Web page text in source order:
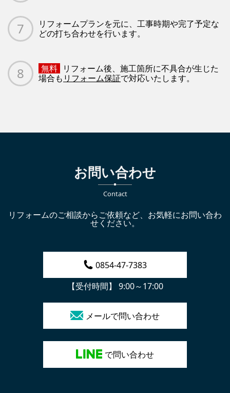
リフォームプランを元に、工事時期や完了予定な
どの打ち合わせを行います。
無料 リフォーム後、施工箇所に不具合が生じた
場合も リフォーム保証で対応いたします。
お問い合わせ
Contact
リフォームのご相談からご依頼など、お気軽にお問い合わ
せください。
0854-47-7383
【受付時間】 9:00～17:00
メールで問い合わせ
で問い合わせ